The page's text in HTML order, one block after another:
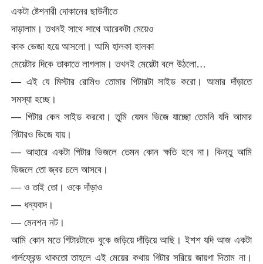
একটা ষ্টেশনারী দোকানের ছাউনীতে
দাড়ালাম। তখনই সাথে সাথে আরেকটা মেয়েও
কাক ভেজা হয়ে আসলো। আমি হালকা হালকা
মেয়েটার দিকে তাকাতে লাগলাম। তখনই মেয়েটা বলে উঠলো…
— এই যে মিস্টার রোমিও তোমার গিটারটা সাইড করো। আমার দাঁড়াতে
সমস্যা হচ্ছে।
— গিটার কেন সাইড করবো। তুমি যেমন ভিজে যাচ্ছো তেমনি যদি আমার
গিটারও ভিজে যায়।
— আহারে একটা গিটার ভিজলে তেমন কোন ক্ষতি হবে না। কিন্তু আমি
ভিজলে তো জ্বর চলে আসবে।
— ও তাই তো। ওকে দাঁড়াও
— ধন্যবাদ।
— মেনশন নট।
আমি কোন মতে গিটারটাকে বুকে জড়িয়ে দাঁড়িয়ে আছি। ইশশ যদি আজ একটা
গার্লফ্রেন্ড থাকতো তাহলে এই মেয়ের কথায় গিটার সরিয়ে জায়গা দিতাম না।